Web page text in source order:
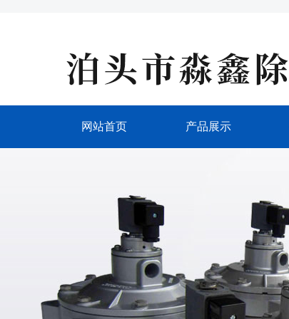
网站首页 产品展示